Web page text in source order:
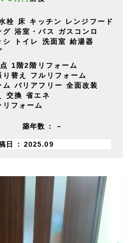
栓 床 キッチン
レンジフード
グ 浴室・バス
ガスコンロ
シ
トイレ 洗面室 給湯器
1階2階リフォーム
替え
フルリフォーム
ム
バリアフリー 全面改装
交換 省エネ
リフォーム
築年数 －
日 2025.09